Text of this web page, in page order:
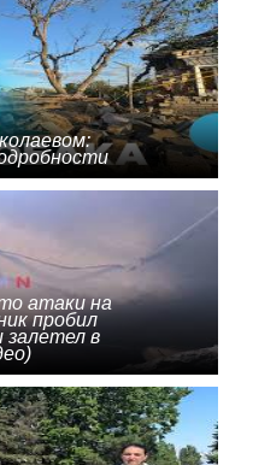
атаки на
пробил
залетел в